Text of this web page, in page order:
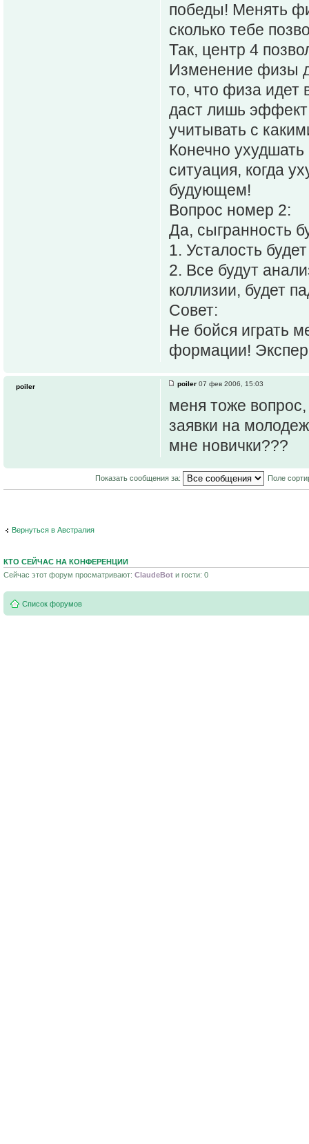
победы! Менять
сколько тебе
Так, центр 4
Изменение физы
то, что физа идет
даст лишь
учитывать с
Конечно
ситуация, когда
будующем!
Вопрос номер 2:
Да, сыгранность
1. Усталость
2. Все будут
коллизии, будет
Совет:
Не бойся играть
формации!
poiler 07 фев 2006, 15:03
меня тоже
заявки на
мне новички???
poiler
Показать сообщения за: Поле
Вернуться в Австралия
КТО СЕЙЧАС НА КОНФЕРЕНЦИИ
Сейчас этот форум просматривают: ClaudeBot и гости: 0
Список форумов